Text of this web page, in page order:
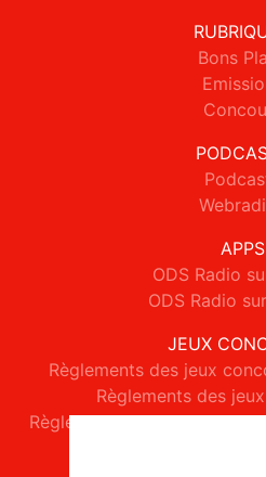
Bons
APPS
ODS Radio
ODS Radio
JEUX
Règlements des jeux
Règlements des
Règlements des jeux